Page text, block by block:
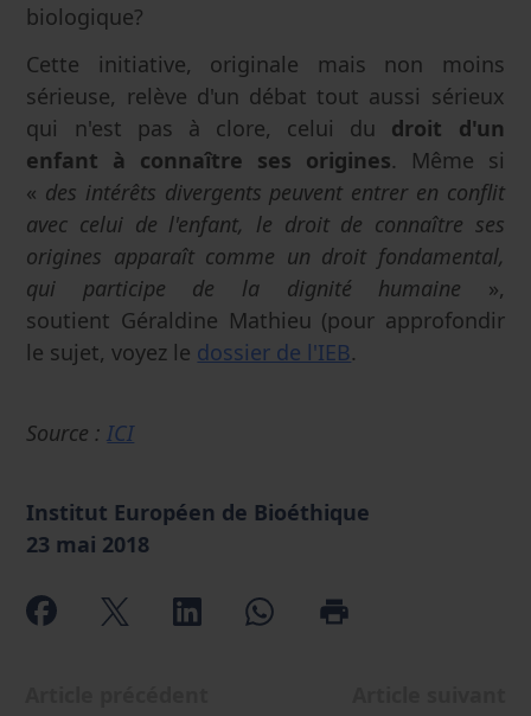
biologique?
Cette initiative, originale mais non moins
sérieuse, relève d'un débat tout aussi sérieux
qui n'est pas à clore, celui du droit d'un
enfant à connaître ses origines. Même si
« des intérêts divergents peuvent entrer en conflit
avec celui de l'enfant, le droit de connaître ses
origines apparaît comme un droit fondamental,
qui participe de la dignité humaine »,
soutient Géraldine Mathieu (pour approfondir
le sujet, voyez le dossier de l'IEB.
Source : ICI
Institut Européen de Bioéthique
23 mai 2018